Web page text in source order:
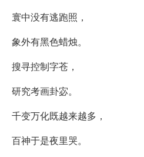
寰中没有逃跑照，
象外有黑色蜡烛。
搜寻控制字苍，
研究考画卦宓。
千变万化既越来越多，
百神于是夜里哭。